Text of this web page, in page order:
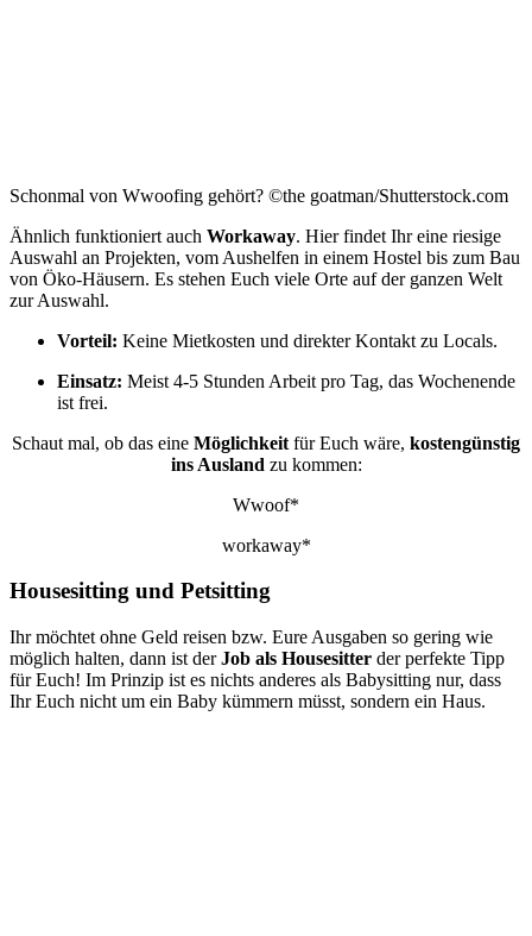
Schonmal von Wwoofing gehört? ©the goatman/Shutterstock.com
Ähnlich funktioniert auch Workaway. Hier findet Ihr eine riesige
Auswahl an Projekten, vom Aushelfen in einem Hostel bis zum Bau
von Öko-Häusern. Es stehen Euch viele Orte auf der ganzen Welt
zur Auswahl.
Vorteil: Keine Mietkosten und direkter Kontakt zu Locals.
Einsatz: Meist 4-5 Stunden Arbeit pro Tag, das Wochenende
ist frei.
Schaut mal, ob das eine Möglichkeit für Euch wäre, kostengünstig
ins Ausland zu kommen:
Wwoof*
workaway*
Housesitting und Petsitting
Ihr möchtet ohne Geld reisen bzw. Eure Ausgaben so gering wie
möglich halten, dann ist derJob als Housesitter der perfekte Tipp
für Euch! Im Prinzip ist es nichts anderes als Babysitting nur, dass
Ihr Euch nicht um ein Baby kümmern müsst, sondern ein Haus.